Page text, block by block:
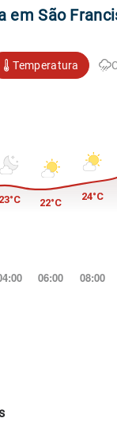
em São
Temperatura